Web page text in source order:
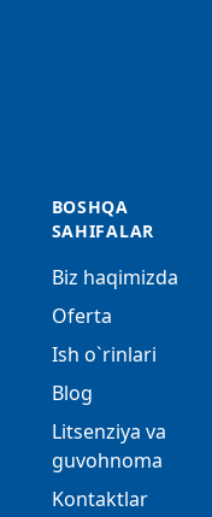
BOSHQA
SAHIFALAR
Biz haqimizda
Oferta
Ish o`rinlari
Blog
Litsenziya va
guvohnoma
Kontaktlar